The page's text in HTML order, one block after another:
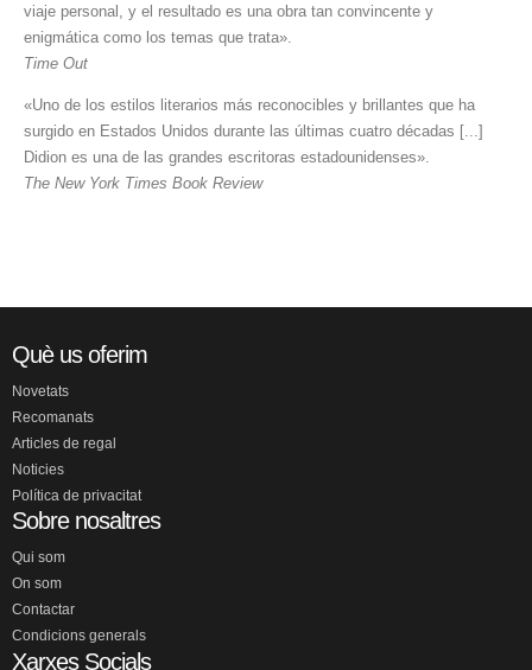
viaje personal, y el resultado es una obra tan convincente y
enigmática como los temas que trata».
Time Out
«Uno de los estilos literarios más reconocibles y brillantes que ha
surgido en Estados Unidos durante las últimas cuatro décadas [...]
Didion es una de las grandes escritoras estadounidenses».
The New York Times Book Review
Què us oferim
Novetats
Recomanats
Articles de regal
Noticies
Política de privacitat
Sobre nosaltres
Qui som
On som
Contactar
Condicions generals
Xarxes Socials